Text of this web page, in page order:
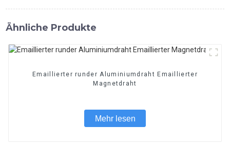
Ähnliche Produkte
Emaillierter runder Aluminiumdraht Emaillierter
Magnetdraht
Mehr lesen